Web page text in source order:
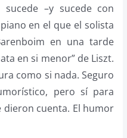
–y sucede con
en el que el solista
en una tarde
en si menor” de Liszt.
como si nada. Seguro
pero sí para
dieron cuenta. El humor